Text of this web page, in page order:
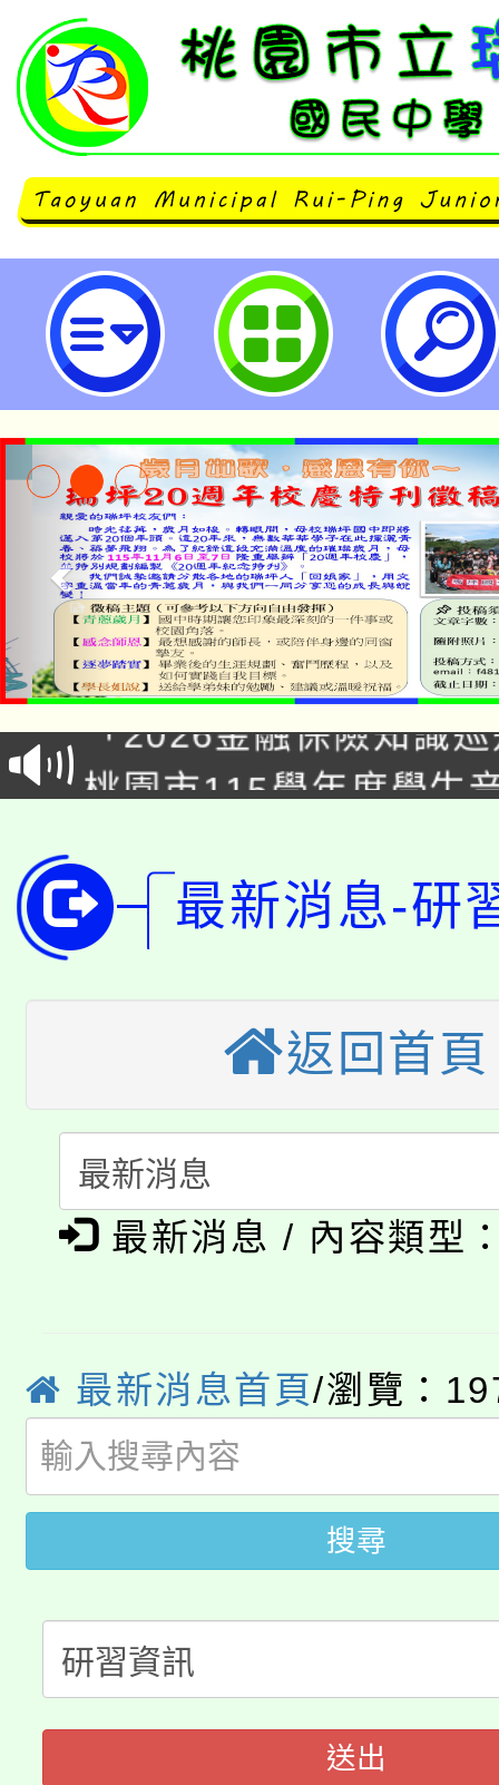
大園自造教育及科技中心114年7
習-桃園市立瑞坪國民中學
公告本校115學年度第
代理(課)教師甄選結果(
「2026金融保險知識
車」活動
桃園市115學年度學生
代理(課)教師甄選結果(
公告本校115學年度第
代理(課)教師甄選結果(
轉知中國文化大學推廣
《TA101》溝通分析基
程，歡迎學生輔導中心
心理、諮商輔導、社會
系所師生報名參加。
轉知苗栗縣政府辦理
縣市「校園短影音徵
門員」簡章及活動海報
踴躍報名參加。
桃園市115學年度學生
要點
「桃園市補助參觀特色
展演活動實施計畫」
115年度「教育部表揚
義教育推展貢獻獎」
公告本校115學年度第
生本土語及新住民語歌
公告本校115學年度第
代理(課)教師甄選結果(
公告本校115學年度第
代理(課)教師甄選結果(
轉知中國文化大學推廣
《TA101》溝通分析基
程，歡迎學生輔導中心
心理、諮商輔導、社會
系所師生報名參加。
轉知苗栗縣政府辦理
縣市「校園短影音徵選
門員」簡章及活動海報
踴躍報名參加。
桃園市115學年度學生
要點
「桃園市補助參觀特色
展演活動實施計畫」
115年度「教育部表揚
最新消息-研
返回首頁
最新消息 / 內容類型
最新消息首頁/瀏覽：
搜尋
送出